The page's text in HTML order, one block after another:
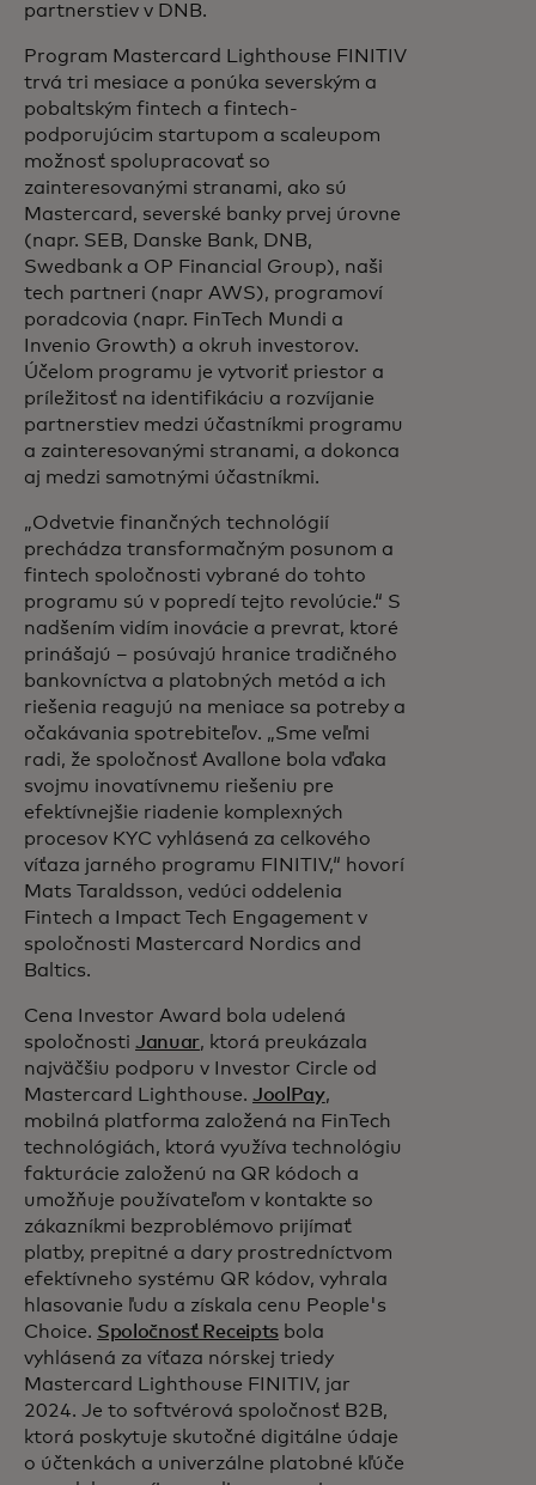
partnerstiev v DNB.
Program Mastercard Lighthouse FINITIV
trvá tri mesiace a ponúka severským a
pobaltským fintech a fintech-
podporujúcim startupom a scaleupom
možnosť spolupracovať so
zainteresovanými stranami, ako sú
Mastercard, severské banky prvej úrovne
(napr. SEB, Danske Bank, DNB,
Swedbank a OP Financial Group), naši
tech partneri (napr AWS), programoví
poradcovia (napr. FinTech Mundi a
Invenio Growth) a okruh investorov.
Účelom programu je vytvoriť priestor a
príležitosť na identifikáciu a rozvíjanie
partnerstiev medzi účastníkmi programu
a zainteresovanými stranami, a dokonca
aj medzi samotnými účastníkmi.
„Odvetvie finančných technológií
prechádza transformačným posunom a
fintech spoločnosti vybrané do tohto
programu sú v popredí tejto revolúcie.“ S
nadšením vidím inovácie a prevrat, ktoré
prinášajú – posúvajú hranice tradičného
bankovníctva a platobných metód a ich
riešenia reagujú na meniace sa potreby a
očakávania spotrebiteľov. „Sme veľmi
radi, že spoločnosť Avallone bola vďaka
svojmu inovatívnemu riešeniu pre
efektívnejšie riadenie komplexných
procesov KYC vyhlásená za celkového
víťaza jarného programu FINITIV,“ hovorí
Mats Taraldsson, vedúci oddelenia
Fintech a Impact Tech Engagement v
spoločnosti Mastercard Nordics and
Baltics.
Cena Investor Award bola udelená
spoločnosti Januar, ktorá preukázala
najväčšiu podporu v Investor Circle od
Mastercard Lighthouse. JoolPay,
mobilná platforma založená na FinTech
technológiách, ktorá využíva technológiu
fakturácie založenú na QR kódoch a
umožňuje používateľom v kontakte so
zákazníkmi bezproblémovo prijímať
platby, prepitné a dary prostredníctvom
efektívneho systému QR kódov, vyhrala
hlasovanie ľudu a získala cenu People's
Choice. Spoločnosť Receiptsbola
vyhlásená za víťaza nórskej triedy
Mastercard Lighthouse FINITIV, jar
2024. Je to softvérová spoločnosť B2B,
ktorá poskytuje skutočné digitálne údaje
o účtenkách a univerzálne platobné kľúče